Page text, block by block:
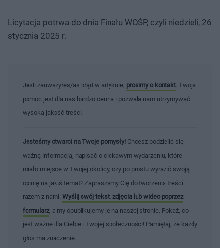
Licytacja potrwa do dnia Finału WOŚP, czyli niedzieli, 26
stycznia 2025 r.
Jeśli zauważyłeś/aś błąd w artykule, prosimy o kontakt . Twoja
pomoc jest dla nas bardzo cenna i pozwala nam utrzymywać
wysoką jakość treści.
Jesteśmy otwarci na Twoje pomysły! Chcesz podzielić się
ważną informacją, napisać o ciekawym wydarzeniu, które
miało miejsce w Twojej okolicy, czy po prostu wyrazić swoją
opinię na jakiś temat? Zapraszamy Cię do tworzenia treści
razem z nami. Wyślij swój tekst, zdjęcia lub wideo poprzez
formularz , a my opublikujemy je na naszej stronie. Pokaż, co
jest ważne dla Ciebie i Twojej społeczności! Pamiętaj, że każdy
głos ma znaczenie.